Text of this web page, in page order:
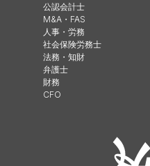
公認会計士
M&A・FAS
人事・労務
社会保険労務士
法務・知財
弁護士
財務
CFO